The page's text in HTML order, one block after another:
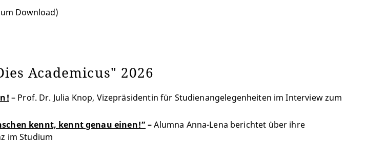
Download)
Academicus" 2026
– Prof. Dr. Julia Knop, Vizepräsidentin für Studienangelegenheiten im Interview zum
kennt, kennt genau einen!” –Alumna Anna-Lena berichtet über ihre
im Studium